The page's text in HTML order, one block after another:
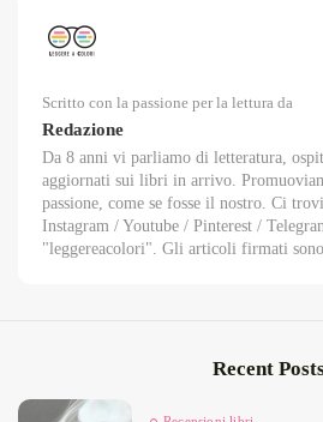
Scritto con la passione per la lettura da
Redazione
Da 8 anni vi parliamo di letteratura,
aggiornati sui libri in arrivo.
passione, come se fosse il nostro. Ci
Instagram / Youtube / Pinterest /
"leggereacolori". Gli articoli firmati
Recent